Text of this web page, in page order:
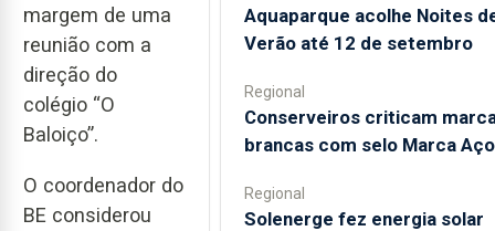
margem de uma
reunião com a
direção do
colégio “O
Baloiço”.
O coordenador do
BE considerou
Aquaparque acolhe Noites
Verão até 12 de setembro
Regional
Conserveiros criticam
brancas com selo Marca
Regional
Solenerge fez energia solar